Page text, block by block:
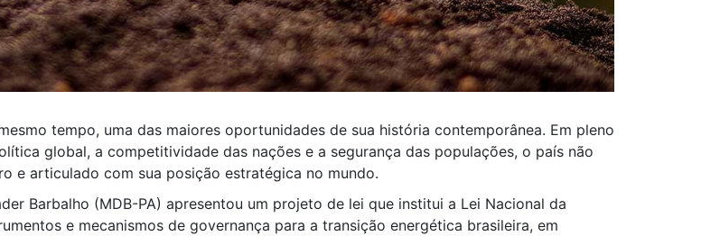
tempo, uma das maiores oportunidades de sua história contemporânea. Em pleno
global, a competitividade das nações e a segurança das populações, o país não
e articulado com sua posição estratégica no mundo.
Barbalho (MDB-PA) apresentou um projeto de lei que institui a Lei Nacional da
e mecanismos de governança para a transição energética brasileira, em